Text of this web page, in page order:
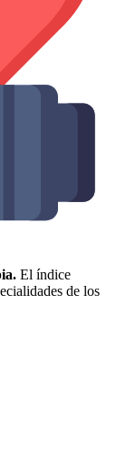
El índice
de los